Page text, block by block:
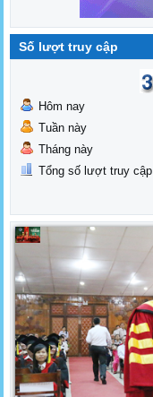
Số lượt truy cập
Hôm nay
Tuần này
Tháng này
Tổng số lượt truy cập